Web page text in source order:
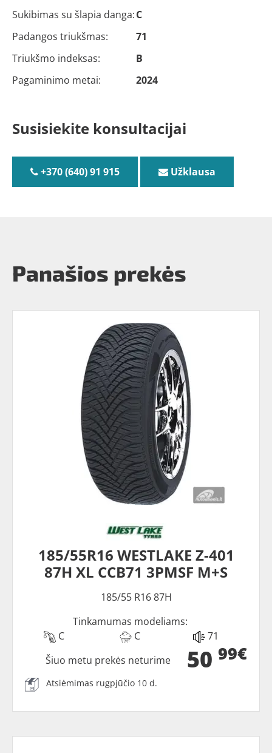
Sukibimas su šlapia danga:C
Padangos triukšmas:
71
Triukšmo indeksas:
B
Pagaminimo metai:
2024
Susisiekite konsultacijai
+370 (640) 91 915 Užklausa
Panašios prekės
185/55R16 WESTLAKE Z-401
87H XL CCB71 3PMSF M+S
185/55 R16 87H
Tinkamumas modeliams:
C
C 71
50 99€
Šiuo metu prekės neturime
Atsiėmimas rugpjūčio 10 d.